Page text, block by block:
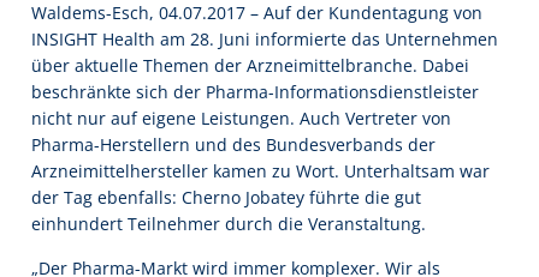
Waldems-Esch, 04.07.2017 – Auf der Kundentagung von
INSIGHT Health am 28. Juni informierte das Unternehmen
über aktuelle Themen der Arzneimittelbranche. Dabei
beschränkte sich der Pharma-Informationsdienstleister
nicht nur auf eigene Leistungen. Auch Vertreter von
Pharma-Herstellern und des Bundesverbands der
Arzneimittelhersteller kamen zu Wort. Unterhaltsam war
der Tag ebenfalls: Cherno Jobatey führte die gut
einhundert Teilnehmer durch die Veranstaltung.
„Der Pharma-Markt wird immer komplexer. Wir als